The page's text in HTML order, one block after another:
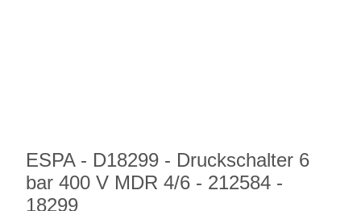
ESPA - D18299 - Druckschalter 6
bar 400 V MDR 4/6 - 212584 -
18299